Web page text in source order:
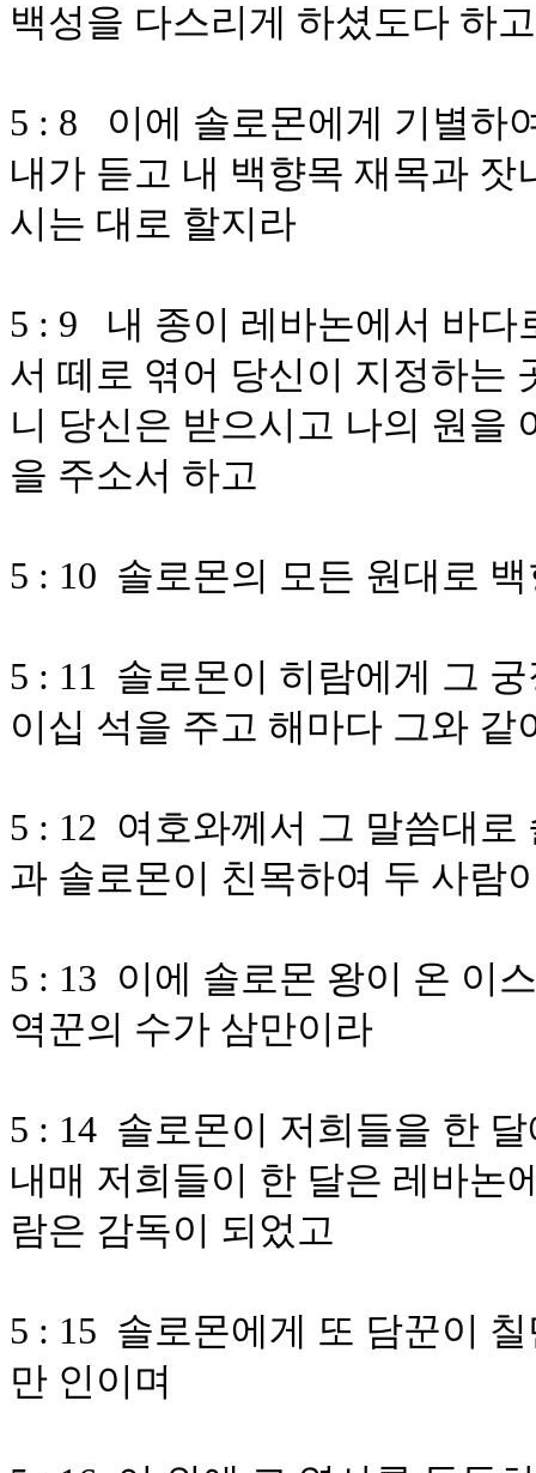
백성을 다스리게 하셨도다 하고
5 : 8 이에 솔로몬에게 기별하
내가 듣고 내 백향목 재목과
시는 대로 할지라
5 : 9 내 종이 레바논에서 바다
서 떼로 엮어 당신이 지정하는
니 당신은 받으시고 나의 원을
을 주소서 하고
5 : 10 솔로몬의 모든 원대로
5 : 11 솔로몬이 히람에게 그
이십 석을 주고 해마다 그와 같
5 : 12 여호와께서 그 말씀대
과 솔로몬이 친목하여 두 사람
5 : 13 이에 솔로몬 왕이 온 이
역꾼의 수가 삼만이라
5 : 14 솔로몬이 저희들을 한
내매 저희들이 한 달은 레바논
람은 감독이 되었고
5 : 15 솔로몬에게 또 담꾼이
만 인이며